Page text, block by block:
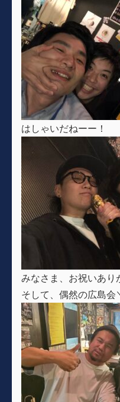
はしゃいだねーー！
みなさま、お祝いあり
そして、偶然の広島会